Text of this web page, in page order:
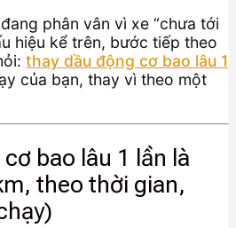
phân vân vì xe “chưa tới
hiệu kể trên, bước tiếp theo
thay dầu động cơ bao lâu 1
của bạn, thay vì theo một
bao lâu 1 lần là
theo thời gian,